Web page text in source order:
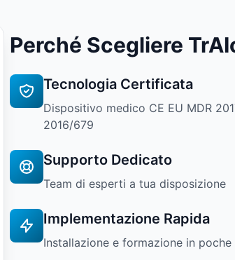
Perché Scegliere
Tecnologia Certificata
Dispositivo medico CE EU MDR
2016/679
Supporto Dedicato
Team di esperti a tua disposizione
Implementazione Rapida
Installazione e formazione in poche